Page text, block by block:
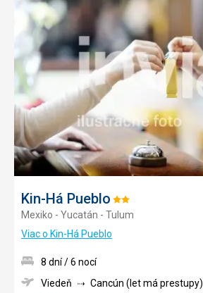
Kin-Há Pueblo Hodnotenie:
2/5
Mexiko - Yucatán - Tulum
Viac o Kin-Há Pueblo
8 dní / 6 nocí
Viedeň
Cancún (let má prestupy)